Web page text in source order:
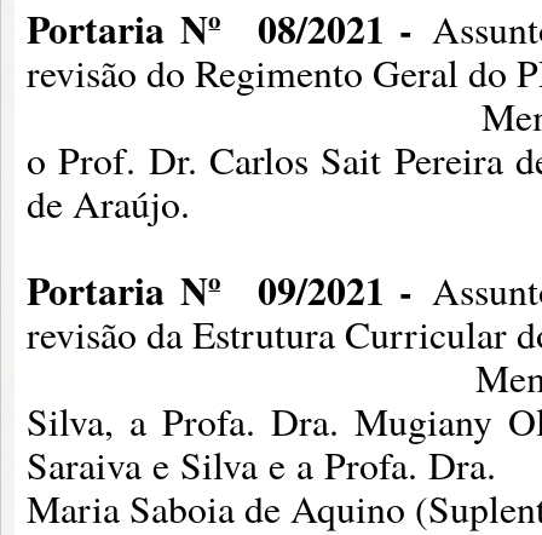
Portaria Nº 08/2021 -
revisão do Regimento Geral do
Membros: Prof.
o Prof. Dr. Carlos Sait Pereira
de Araújo.
Portaria Nº 09/2021 -
revisão da Estrutura Curricular
Membros: Profa.
Silva, a Profa. Dra. Mugiany
Saraiva e Silva
Maria Saboia de Aquino